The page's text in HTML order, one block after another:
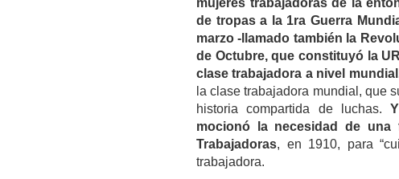
de tropas a la 1ra Guerra
marzo -llamado también la
de Octubre, que constituyó la
clase trabajadora a nivel
la clase trabajadora mundial, que
historia compartida de luchas.
mocionó la necesidad de una
Trabajadoras, en 1910, para
trabajadora.